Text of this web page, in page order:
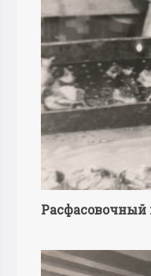
Расфасовочный